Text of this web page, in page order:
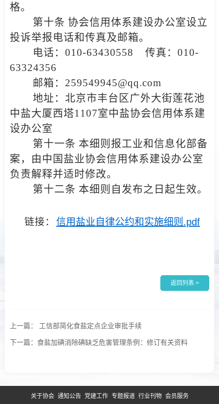
格。
第十条 协会信用体系建设办公室设立
投诉举报电话和传真及邮箱。
电话：010-63430558 传真：010-
63324356
邮箱：259549945@qq.com
地址：北京市丰台区广外大街莲花池
中盐大厦西塔1107室中盐协会信用体系建
设办公室
第十一条 本细则报工业和信息化部备
案，由中国盐业协会信用体系建设办公室
负责解释并适时修改。
第十二条 本细则自发布之日起生效。
链接： 信用盐业自律公约和实施细则.pdf
返回列表 >
上一篇： 工信部简化食盐定点企业审批手续
下一篇：食盐加碘消除碘缺乏危害管理条例：修订有关资料
关于协会 通知公告 党建工作 专题报道 行业刊物 会员服务